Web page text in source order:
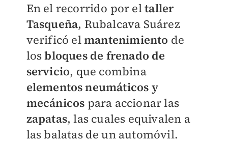
En el recorrido por eltaller
Tasqueña, Rubalcava Suárez
verificó elmantenimiento de
losbloques de frenado de
servicio, que combina
elementos neumáticos y
mecánicos para accionar las
zapatas, las cuales equivalen a
las balatas de un automóvil.